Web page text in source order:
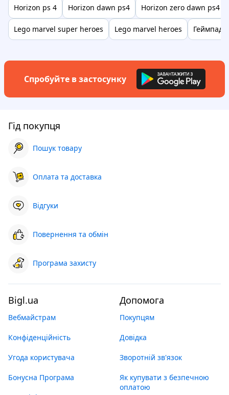
Horizon ps 4 Horizon dawn ps4 Horizon zero dawn ps4
Lego marvel super heroes Lego marvel heroes Геймпад
Спробуйте в застосунку
Гід покупця
Пошук товару
Оплата та доставка
Відгуки
Повернення та обмін
Програма захисту
Bigl.ua
Вебмайстрам
Конфіденційність
Угода користувача
Бонусна Програма
Допомога
Покупцям
Довідка
Зворотній зв'язок
Як купувати з безпечною
оплатою